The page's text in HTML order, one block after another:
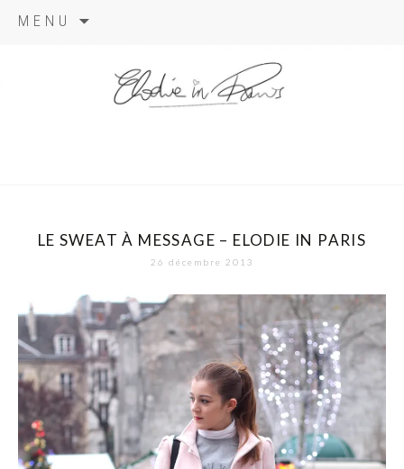
MENU
LE SWEAT À MESSAGE – ELODIE IN PARIS
26 décembre 2013